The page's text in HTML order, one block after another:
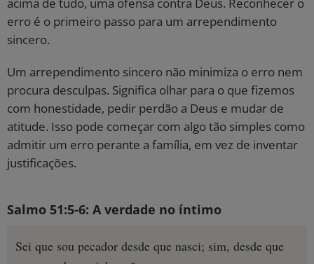
erro é o primeiro passo para um arrependimento
sincero.
Um arrependimento sincero não minimiza o erro nem
procura desculpas. Significa olhar para o que fizemos
com honestidade, pedir perdão a Deus e mudar de
atitude. Isso pode começar com algo tão simples como
admitir um erro perante a família, em vez de inventar
justificações.
Salmo 51:5-6: A verdade no íntimo
Sei que sou pecador desde que nasci; sim, desde que